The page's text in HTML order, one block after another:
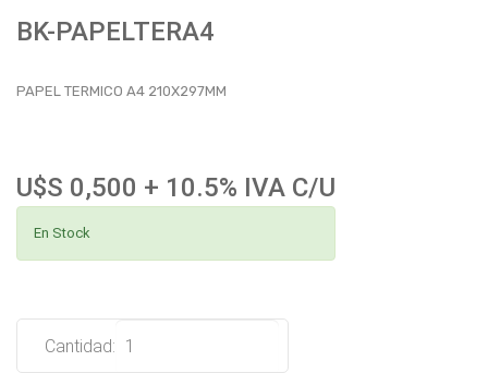
BK-PAPELTERA4
PAPEL TERMICO A4 210X297MM
U$S 0,500 + 10.5% IVA C/U
En Stock
Cantidad: